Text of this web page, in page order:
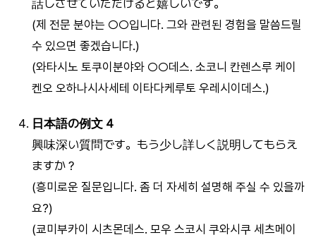
話しさせていただけると嬉しいです。
(제 전문 분야는 ○○입니다. 그와 관련된 경험을 말씀드릴
수 있으면 좋겠습니다.)
(와타시노 토쿠이분야와 ○○데스. 소코니 칸렌스루 케이
켄오 오하나시사세테 이타다케루토 우레시이데스.)
日本語の例文 4
興味深い質問です。もう少し詳しく説明してもらえ
ますか？
(흥미로운 질문입니다. 좀 더 자세히 설명해 주실 수 있을까
요?)
(쿄미부카이 시츠몬데스. 모우 스코시 쿠와시쿠 세츠메이